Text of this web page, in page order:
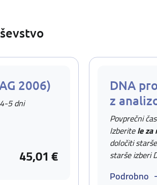
2006)
5 dni
45,01 €
DNA
z
Povprečni
Izberitele za
določiti
starše izberi
Podrobno